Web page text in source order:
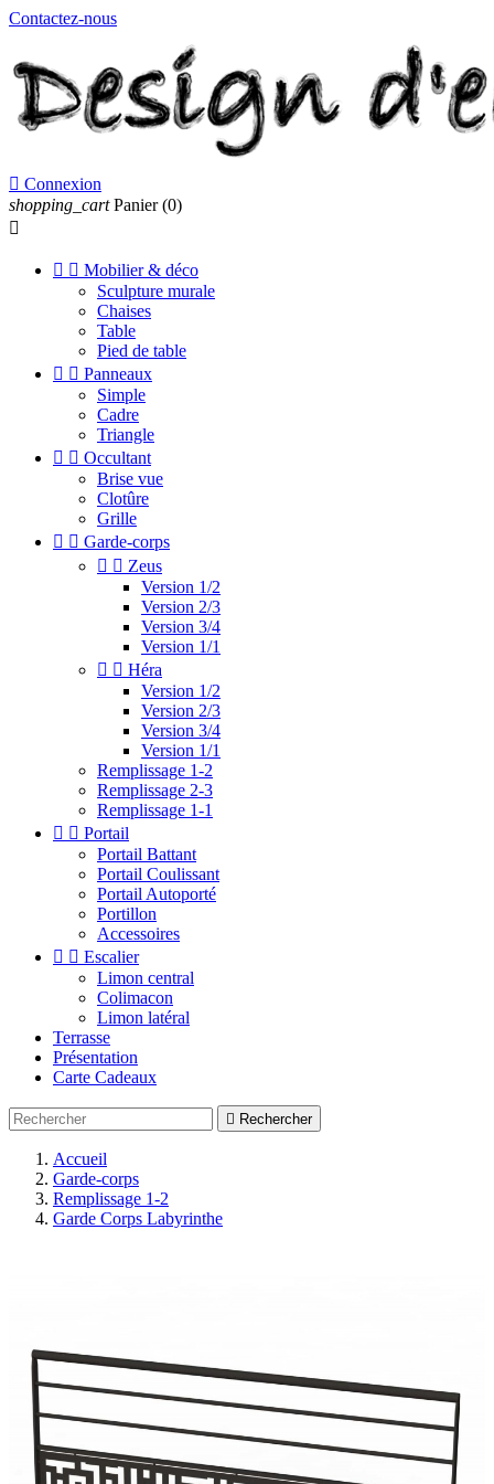
Contactez-nous
 Connexion
shopping_cart Panier (0)

  Mobilier & déco
Sculpture murale
Chaises
Table
Pied de table
  Panneaux
Simple
Cadre
Triangle
  Occultant
Brise vue
Clotûre
Grille
  Garde-corps
  Zeus
Version 1/2
Version 2/3
Version 3/4
Version 1/1
  Héra
Version 1/2
Version 2/3
Version 3/4
Version 1/1
Remplissage 1-2
Remplissage 2-3
Remplissage 1-1
  Portail
Portail Battant
Portail Coulissant
Portail Autoporté
Portillon
Accessoires
  Escalier
Limon central
Colimacon
Limon latéral
Terrasse
Présentation
Carte Cadeaux
 Rechercher
Accueil
Garde-corps
Remplissage 1-2
Garde Corps Labyrinthe